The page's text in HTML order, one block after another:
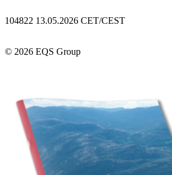
104822 13.05.2026 CET/CEST
© 2026 EQS Group